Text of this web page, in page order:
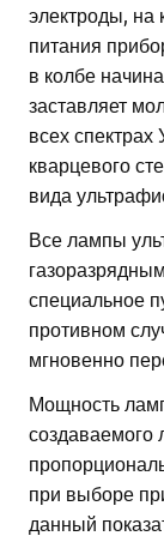
электроды, на
питания
в колбе
заставляет
всех
кварцевого
вида
Все лампы
специальное
противном
мгновенно
Мощность
создаваемого
при выборе
данный